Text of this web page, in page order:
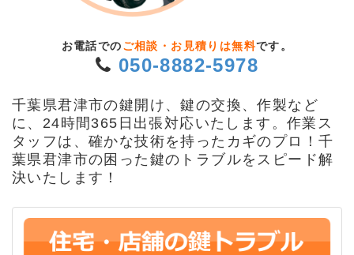
お電話での ご相談・お見積りは無料です。
050-8882-5978
千葉県君津市の鍵開け、鍵の交換、作製など
に、24時間365日出張対応いたします。作業ス
タッフは、確かな技術を持ったカギのプロ！千
葉県君津市の困った鍵のトラブルをスピード解
決いたします！